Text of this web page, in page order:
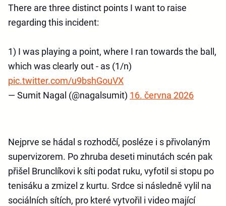
There are three distinct points I want to raise
regarding this incident:
1) I was playing a point, where I ran towards the ball,
which was clearly out - as (1/n)
pic.twitter.com/u9bshGouVX
— Sumit Nagal (@nagalsumit) 16. června 2026
Nejprve se hádal s rozhodčí, posléze i s přivolaným
supervizorem. Po zhruba deseti minutách scén pak
přišel Brunclíkovi k síti podat ruku, vyfotil si stopu po
tenisáku a zmizel z kurtu. Srdce si následně vylil na
sociálních sítích, pro které vytvořil i video mající